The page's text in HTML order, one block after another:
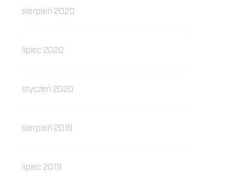
sierpień 2020
lipiec 2020
styczeń 2020
sierpień 2019
lipiec 2019